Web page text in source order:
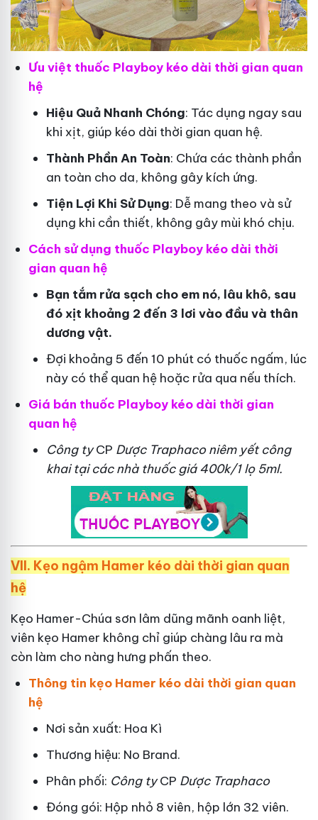
Ưu việt thuốc Playboy kéo dài thời gian quan
hệ
Hiệu Quả Nhanh Chóng: Tác dụng ngay sau
khi xịt, giúp kéo dài thời gian quan hệ.
Thành Phần An Toàn: Chứa các thành phần
an toàn cho da, không gây kích ứng.
Tiện Lợi Khi Sử Dụng: Dễ mang theo và sử
dụng khi cần thiết, không gây mùi khó chịu.
Cách sử dụng thuốc Playboy kéo dài thời
gian quan hệ
Bạn tắm rửa sạch cho em nó, lâu khô, sau
đó xịt khoảng 2 đến 3 lơi vào đầu và thân
dương vật.
Đợi khoảng 5 đến 10 phút có thuốc ngấm, lúc
này có thể quan hệ hoặc rửa qua nếu thích.
Giá bán thuốc Playboy kéo dài thời gian
quan hệ
Công tyCP Dược Traphaconiêm yết công
khai tại các nhà thuốc giá 400k/1 lọ 5ml.
VII. Kẹo ngậm Hamer kéo dài thời gian quan
hệ
Kẹo Hamer-Chúa sơn lâm dũng mãnh oanh liệt,
viên kẹo Hamer không chỉ giúp chàng lâu ra mà
còn làm cho nàng hưng phấn theo.
Thông tin kẹo Hamer kéo dài thời gian quan
hệ
Nơi sản xuất: Hoa Kì
Thương hiệu: No Brand.
Phân phối: Công tyCP Dược Traphaco
Đóng gói: Hộp nhỏ 8 viên, hộp lớn 32 viên.